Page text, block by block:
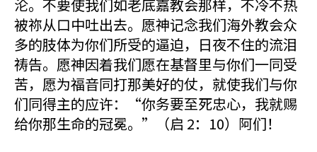
沦。不要使我们如老底嘉教会那样，不冷不热
被祢从口中吐出去。愿神记念我们海外教会众
多的肢体为你们所受的逼迫，日夜不住的流泪
祷告。愿神因着我们愿在基督里与你们一同受
苦，愿为福音同打那美好的仗，就使我们与你
们同得主的应许：“你务要至死忠心，我就赐
给你那生命的冠冕。”（启 2：10）阿们！